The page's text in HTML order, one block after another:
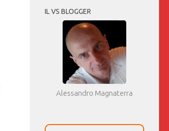
IL VS BLOGGER
Alessandro Magnaterra